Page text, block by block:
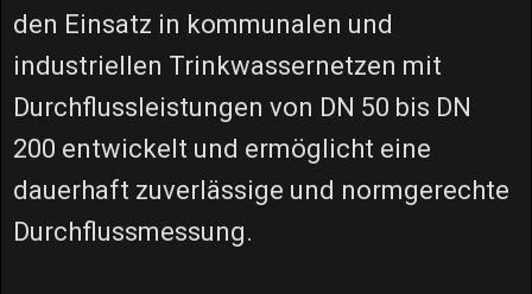
den Einsatz in kommunalen und
industriellen Trinkwassernetzen mit
Durchflussleistungen von DN 50 bis DN
200 entwickelt und ermöglicht eine
dauerhaft zuverlässige und normgerechte
Durchflussmessung.